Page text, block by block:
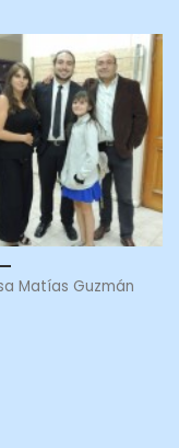
Matías Guzmán